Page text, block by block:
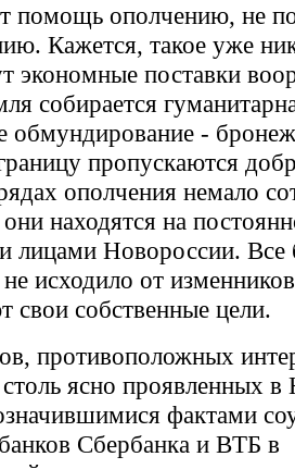
помощь ополчению, не
Кажется, такое уже
экономные поставки
собирается
обмундирование -
пропускаются
ополчения немало
находятся на
лицами Новороссии.
исходило от
свои собственные цели.
противоположных
столь ясно проявленных
фактами
Сбербанка и ВТБ в